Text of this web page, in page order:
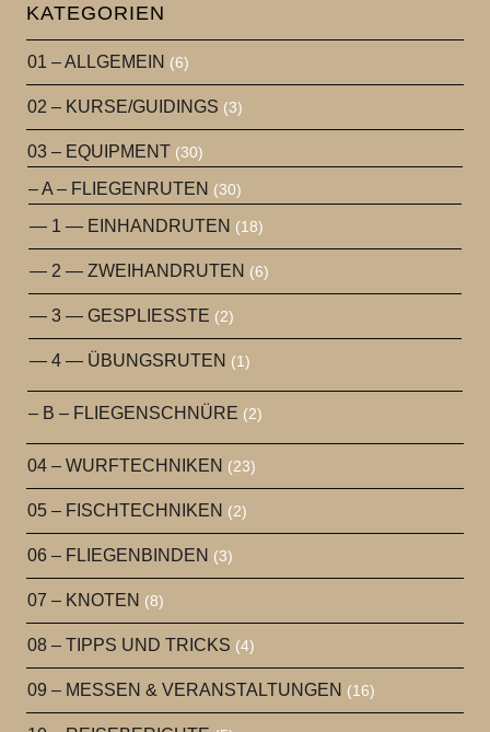
KATEGORIEN
01 – ALLGEMEIN (6)
02 – KURSE/GUIDINGS (3)
03 – EQUIPMENT (30)
– A – FLIEGENRUTEN (30)
— 1 — EINHANDRUTEN (18)
— 2 — ZWEIHANDRUTEN (6)
— 3 — GESPLIESSTE (2)
— 4 — ÜBUNGSRUTEN (1)
– B – FLIEGENSCHNÜRE (2)
04 – WURFTECHNIKEN (23)
05 – FISCHTECHNIKEN (2)
06 – FLIEGENBINDEN (3)
07 – KNOTEN (8)
08 – TIPPS UND TRICKS (4)
09 – MESSEN & VERANSTALTUNGEN (16)